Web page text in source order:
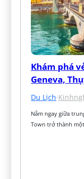
Khám phá
Geneva,
Du Lịch·
Nằm ngay giữa
Town trở thành